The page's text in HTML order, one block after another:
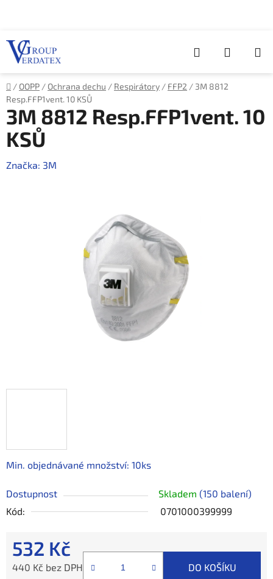
Hledat
KOŠÍK
Domů
/ OOPP / Ochrana dechu / Respirátory / FFP2 / 3M 8812
Resp.FFP1vent. 10 KSŮ
Min. objednávané množství: 10ks
Dostupnost Skladem (150 balení)
Kód:
0701000399999
532 Kč
440 Kč bez DPH
DO KOŠÍKU
3M 8812 Resp.FFP1vent. 10
KSŮ
Značka: 3M